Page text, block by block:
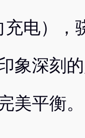
电），
象深刻
美平衡。